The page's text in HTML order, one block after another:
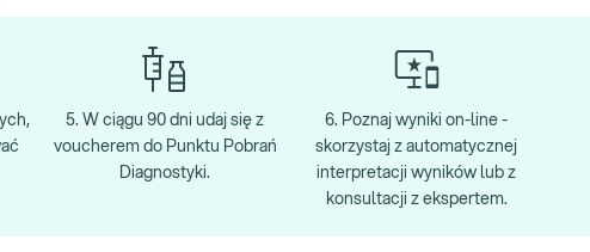
5. W ciągu 90 dni udaj się z
voucherem do Punktu Pobrań
Diagnostyki.
6. Poznaj wyniki on-line -
skorzystaj z automatycznej
interpretacji wyników lub z
konsultacji z ekspertem.